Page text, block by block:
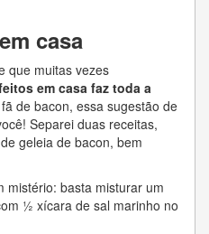
casa
que muitas vezes
em casa faz toda a
de bacon, essa sugestão de
Separei duas receitas,
geleia de bacon, bem
mistério: basta misturar um
½ xícara de sal marinho no